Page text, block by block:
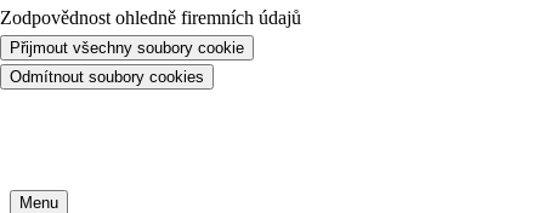
Zodpovědnost ohledně firemních údajů
Přijmout všechny soubory cookie
Odmítnout soubory cookies
Menu